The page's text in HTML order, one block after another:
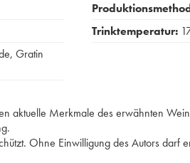
, Gratin
Trinktemperatur:
aktuelle Merkmale des erwähnten
Ohne Einwilligung des Autors darf